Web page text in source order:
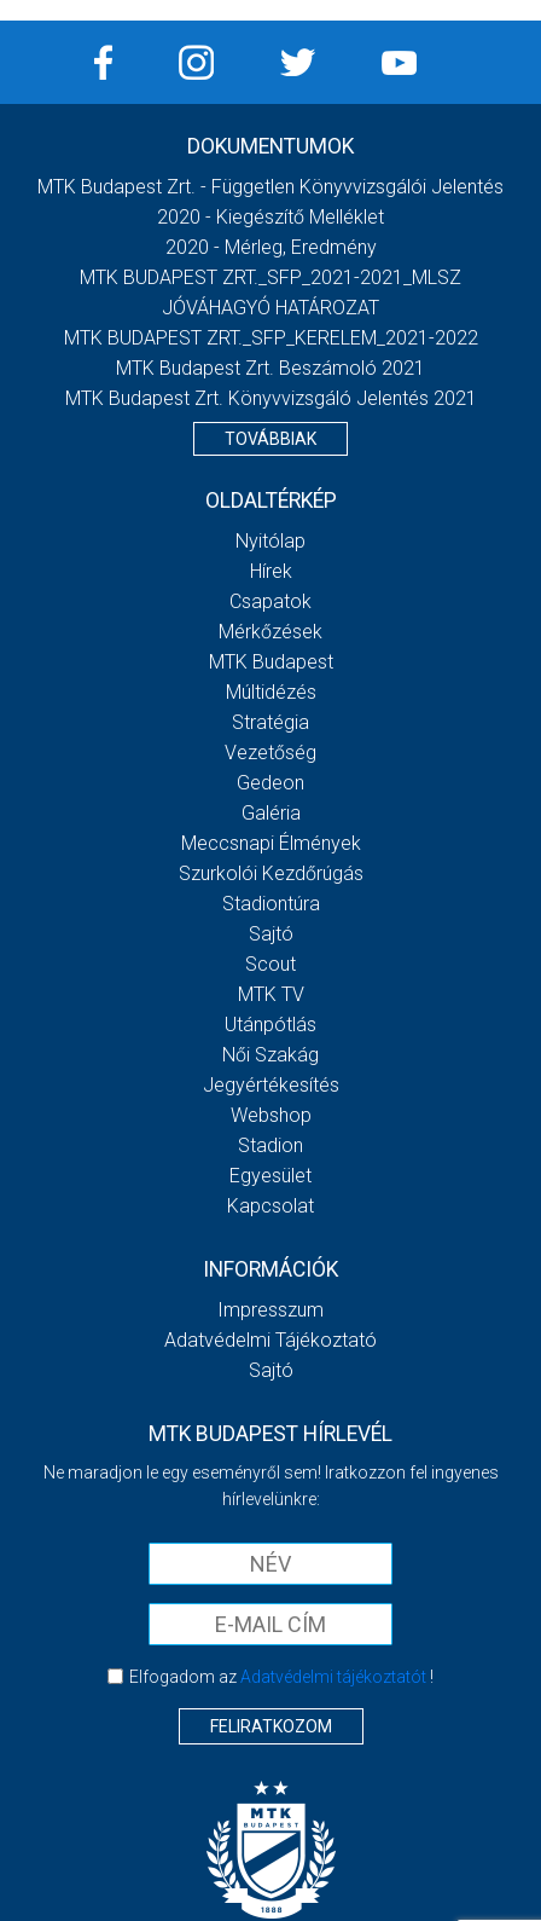
DOKUMENTUMOK
MTK Budapest Zrt. - Független Könyvvizsgálói Jelentés
2020 - Kiegészítő Melléklet
2020 - Mérleg, Eredmény
MTK BUDAPEST ZRT._SFP_2021-2021_MLSZ
JÓVÁHAGYÓ HATÁROZAT
MTK BUDAPEST ZRT._SFP_KERELEM_2021-2022
MTK Budapest Zrt. Beszámoló 2021
MTK Budapest Zrt. Könyvvizsgáló Jelentés 2021
TOVÁBBIAK
OLDALTÉRKÉP
Nyitólap
Hírek
Csapatok
Mérkőzések
MTK Budapest
Múltidézés
Stratégia
Vezetőség
Gedeon
Galéria
Meccsnapi Élmények
Szurkolói Kezdőrúgás
Stadiontúra
Sajtó
Scout
MTK TV
Utánpótlás
Női Szakág
Jegyértékesítés
Webshop
Stadion
Egyesület
Kapcsolat
INFORMÁCIÓK
Impresszum
Adatvédelmi Tájékoztató
Sajtó
MTK BUDAPEST HÍRLEVÉL
Ne maradjon le egy eseményről sem! Iratkozzon fel ingyenes
hírlevelünkre:
Elfogadom azAdatvédelmi tájékoztatót!
FELIRATKOZOM